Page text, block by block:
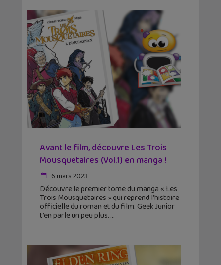
Avant le film, découvre Les Trois
Mousquetaires (Vol.1) en manga !
6 mars 2023
Découvre le premier tome du manga « Les
Trois Mousquetaires » qui reprend l’histoire
officielle du roman et du film. Geek Junior
t’en parle un peu plus.